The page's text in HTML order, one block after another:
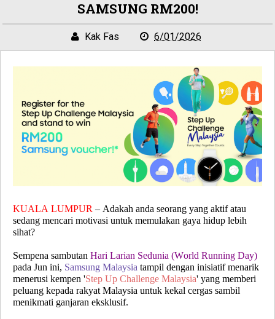
SAMSUNG RM200!
Kak Fas 6/01/2026
KUALA LUMPUR – Adakah anda seorang yang aktif atau
sedang mencari motivasi untuk memulakan gaya hidup lebih
sihat?
Sempena sambutan Hari Larian Sedunia (World Running Day)
pada Jun ini, Samsung Malaysia tampil dengan inisiatif menarik
menerusi kempen 'Step Up Challenge Malaysia' yang memberi
peluang kepada rakyat Malaysia untuk kekal cergas sambil
menikmati ganjaran eksklusif.